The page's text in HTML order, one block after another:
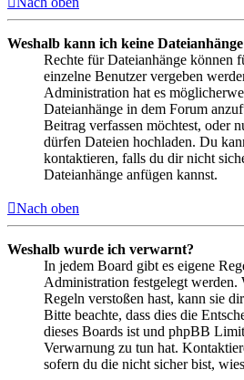
Weshalb kann ich keine
Rechte für Dateianhänge können
einzelne Benutzer vergeben
Administration hat es
Dateianhänge in dem Forum
Beitrag verfassen möchtest, oder
dürfen Dateien hochladen. Du
kontaktieren, falls du dir nicht
Dateianhänge anfügen kannst.
Nach oben
Weshalb wurde ich verwarnt?
In jedem Board gibt es eigene
Administration festgelegt werden.
Regeln verstoßen hast, kann sie
Bitte beachte, dass dies die
dieses Boards ist und phpBB
Verwarnung zu tun hat.
sofern du die nicht sicher bist,